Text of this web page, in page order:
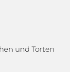
und Torten